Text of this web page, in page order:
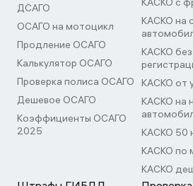
ДСАГО
ОСАГО на мотоцикл
Продление ОСАГО
Калькулятор ОСАГО
Проверка полиса ОСАГО
Дешевое ОСАГО
Коэффициенты ОСАГО
2025
КАСКО на
КАСКО
КАСКО от
КАСКО на
КАСКО 50
КАСКО по
КАСКО